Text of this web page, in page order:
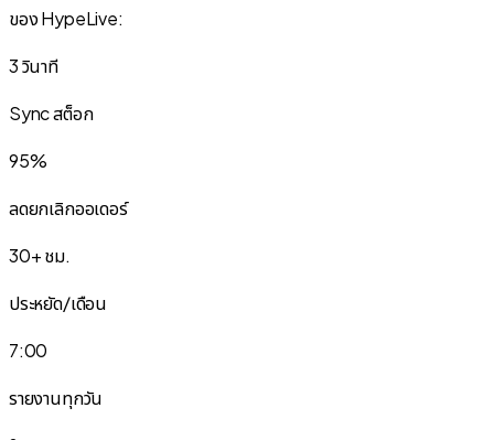
ของ HypeLive:
3 วินาที
Sync สต็อก
95%
ลดยกเลิกออเดอร์
30+ ชม.
ประหยัด/เดือน
7:00
รายงานทุกวัน